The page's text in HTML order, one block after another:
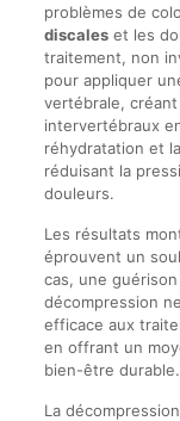
problèmes de
discaleset les
traitement, non
pour appliquer
vertébrale,
intervertébraux
réhydratation et
réduisant la
douleurs.
Les résultats
éprouvent un
cas, une
décompression
efficace aux
en offrant un
bien-être durable.
La